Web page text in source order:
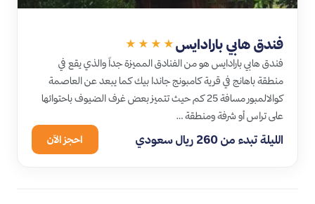
فندق هابي بارادايس ★★★★
فندق هابي بارادايس هو من الفنادق المميزة جداً والذي يقع في
منطقة باهانج في قرية كامبونج جاندا بيك كما يبعد عن العاصمة
كوالالمبور مسافة 25 كم حيث تتميز بعض غرف الضيوف باحتوائها
على تراس أو شرفة ومنطقة …
الليلة تبدء من 260 ريال سعودي احجز الآن